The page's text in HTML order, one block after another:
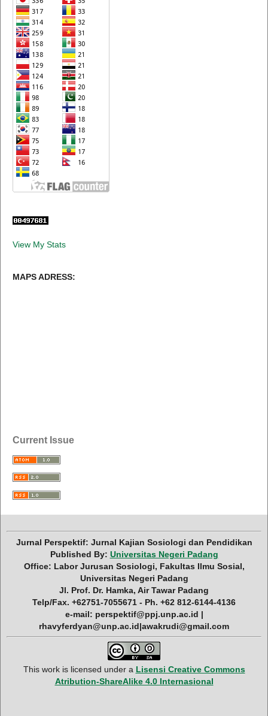
View My Stats
MAPS ADRESS:
Current Issue
Jurnal Perspektif: Jurnal Kajian Sosiologi dan Pendidikan
Published By: Universitas Negeri Padang
Office: Labor Jurusan Sosiologi, Fakultas Ilmu Sosial,
Universitas Negeri Padang
Jl. Prof. Dr. Hamka, Air Tawar Padang
Telp/Fax. +62751-7055671 - Ph. +62 812-6144-4136
e-mail: perspektif@ppj.unp.ac.id |
rhavyferdyan@unp.ac.id|awakrudi@gmail.com
This work is licensed under a Lisensi Creative Commons
Atribution-ShareAlike 4.0 Internasional